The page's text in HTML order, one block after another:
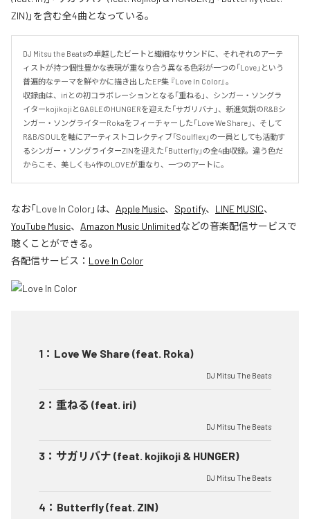
ZIN)」を含む全4曲となっている。
DJ Mitsu the Beatsの卓越したビートと繊細なサウンドに、それぞれのアーテ
ィストが持つ個性豊かな表現が重なり合う異なる色彩が一つの「Love」という
普遍的なテーマを鮮やかに描き出したEP集 『Love In Color』。
収録曲は、iriとの初コラボレーションとなる「重ねる」、シンガー・ソングラ
イターkojikojiとGAGLEのHUNGERを迎えた「サガリバナ」、新進気鋭のR&Bシ
ンガー・ソングライターRokaをフィーチャーした「Love We Share」、そして
R&B/SOULを軸にアーティストコレクティブ「Soulflex」の一員としても活動す
るシンガー・ソングライターZINを迎えた「Butterfly」の全4曲収録。違う色だ
からこそ、美しくも4作のLOVEが重なり、一つのアートに。
なお「Love In Color」は、 Apple Music、 Spotify、 LINE MUSIC、
YouTube Music、 Amazon Music Unlimitedなどの音楽配信サービスで
聴くことができる。
各配信サービス： Love In Color
1 ： Love We Share (feat. Roka)
DJ Mitsu The Beats
2 ： 重ねる (feat. iri)
DJ Mitsu The Beats
3 ： サガリバナ (feat. kojikoji & HUNGER)
DJ Mitsu The Beats
4 ： Butterfly (feat. ZIN)